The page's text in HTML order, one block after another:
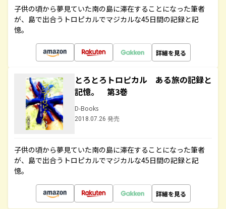
子供の頃から夢見ていた南の島に滞在することになった筆者
が、島で出合うトロピカルでマジカルな45日間の記録と記
憶。
詳細を見る
とろとろトロピカル ある旅の記録と
記憶。 第3巻
D-Books
2018.07.26 発売
子供の頃から夢見ていた南の島に滞在することになった筆者
が、島で出合うトロピカルでマジカルな45日間の記録と記
憶。
詳細を見る